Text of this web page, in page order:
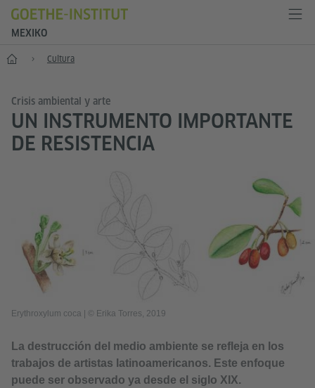
MEXIKO
Inicio Cultura
Crisis ambiental y arte
UN INSTRUMENTO IMPORTANTE
DE RESISTENCIA
Erythroxylum coca © Erika Torres, 2019
La destrucción del medio ambiente se refleja en los
trabajos de artistas latinoamericanos. Este enfoque
puede ser observado ya desde el siglo XIX.